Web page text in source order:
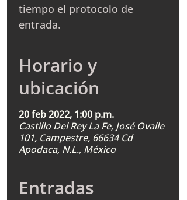
tiempo el protocolo de
entrada.
Horario y
ubicación
20 feb 2022, 1:00 p.m.
Castillo Del Rey La Fe, José Ovalle
101, Campestre, 66634 Cd
Apodaca, N.L., México
Entradas